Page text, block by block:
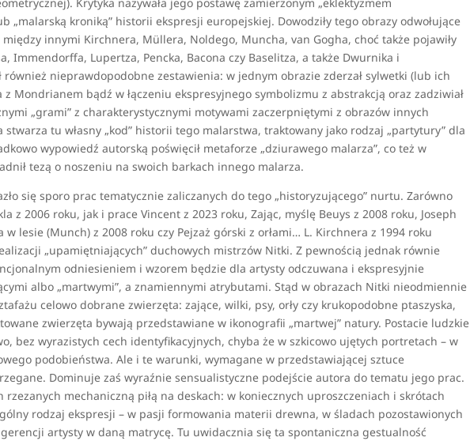
„malarską kroniką” historii ekspresji europejskiej. Dowodziły tego obrazy odwołujące
innymi Kirchnera, Müllera, Noldego, Muncha, van Gogha, choć także pojawiły
Immendorffa, Lupertza, Pencka, Bacona czy Baselitza, a także Dwurnika i
również nieprawdopodobne zestawienia: w jednym obrazie zderzał sylwetki (lub ich
z Mondrianem bądź w łączeniu ekspresyjnego symbolizmu z abstrakcją oraz zadziwiał
„grami” z charakterystycznymi motywami zaczerpniętymi z obrazów innych
stwarza tu własny „kod” historii tego malarstwa, traktowany jako rodzaj „partytury” dla
wypowiedź autorską poświęcił metaforze „dziurawego malarza”, co też w
tezą o noszeniu na swoich barkach innego malarza.
się sporo prac tematycznie zaliczanych do tego „historyzującego” nurtu. Zarówno
z 2006 roku, jak i prace Vincent z 2023 roku, Zając, myślę Beuys z 2008 roku, Joseph
w lesie (Munch) z 2008 roku czy Pejzaż górski z orłami… L. Kirchnera z 1994 roku
„upamiętniających” duchowych mistrzów Nitki. Z pewnością jednak równie
odniesieniem i wzorem będzie dla artysty odczuwana i ekspresyjnie
albo „martwymi”, a znamiennymi atrybutami. Stąd w obrazach Nitki nieodmiennie
celowo dobrane zwierzęta: zające, wilki, psy, orły czy krukopodobne ptaszyska,
zwierzęta bywają przedstawiane w ikonografii „martwej” natury. Postacie ludzkie
bez wyrazistych cech identyfikacyjnych, chyba że w szkicowo ujętych portretach – w
podobieństwa. Ale i te warunki, wymagane w przedstawiającej sztuce
Dominuje zaś wyraźnie sensualistyczne podejście autora do tematu jego prac.
mechaniczną piłą na deskach: w koniecznych uproszczeniach i skrótach
rodzaj ekspresji – w pasji formowania materii drewna, w śladach pozostawionych
artysty w daną matrycę. Tu uwidacznia się ta spontaniczna gestualność